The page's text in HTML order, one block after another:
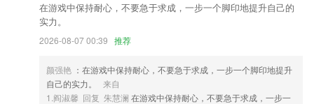
2,有声书：听名师趣味朗读原著，学习朗读技巧，不用担心遇到生字、生
3,2265用户在平台当中能够让自己轻松的去利用自己碎片化的时间
4,操作方便快捷，可以后台秘密录制视频以及音频的应用；
5,新一代会员自动化营销数据服务系统,帮助商家解决客群分析
在游戏中保持耐心，不要急于求成，一步一个脚印地提升自己的
实力。
2026-08-07 00:39 推荐
颜强艳 ：在游戏中保持耐心，不要急于求成，一步一个脚印地提升
自己的实力。
来自
1.阎淑馨 回复 朱慧澜 在游戏中保持耐心，不要急于求成，一步一